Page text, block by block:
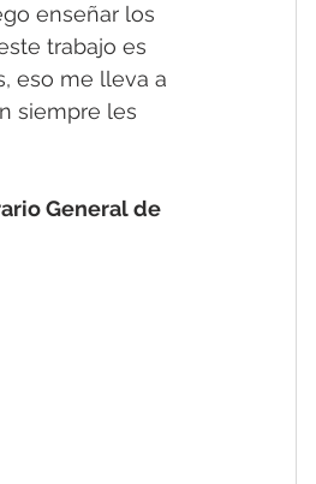
enseñar los
trabajo es
eso me lleva a
siempre les
General de